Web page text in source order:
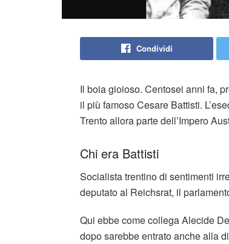
Condividi
Il boia gioioso. Centosei anni fa,
il più famoso Cesare Battisti.
Trento allora parte dell’Impero
Chi era Battisti
Socialista trentino di sentimenti
deputato al Reichsrat, il
Qui ebbe come collega Alecide
dopo sarebbe entrato anche alla